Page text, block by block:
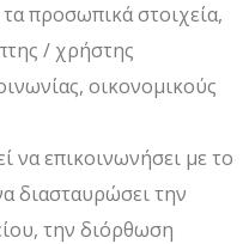
τα προσωπικά στοιχεία,
/ χρήστης
οικονομικούς
να επικοινωνήσει με το
διασταυρώσει την
την διόρθωση